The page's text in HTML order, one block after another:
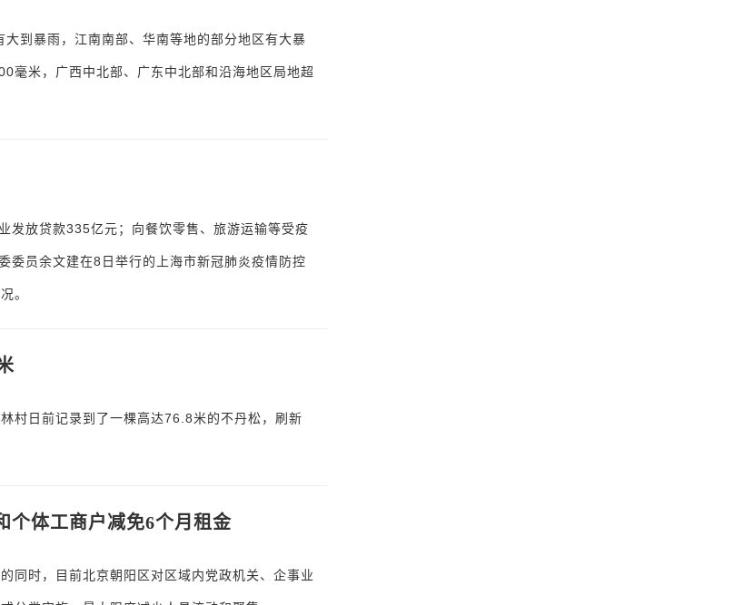
到暴雨，江南南部、华南等地的部分地区有大暴
毫米，广西中北部、广东中北部和沿海地区局地超
发放贷款335亿元；向餐饮零售、旅游运输等受疫
委员余文建在8日举行的上海市新冠肺炎疫情防控
。
村日前记录到了一棵高达76.8米的不丹松，刷新
个体工商户减免6个月租金
同时，目前北京朝阳区对区域内党政机关、企事业